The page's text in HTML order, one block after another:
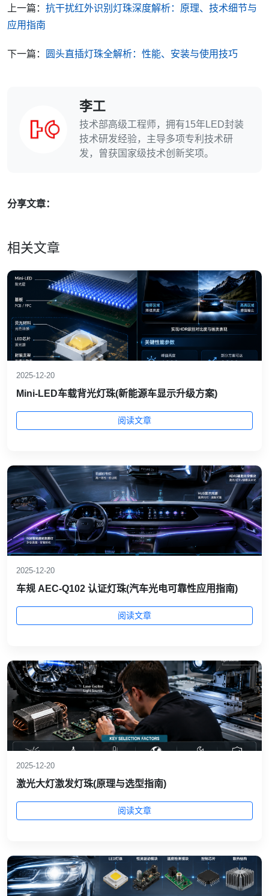
上一篇： 抗干扰红外识别灯珠深度解析：原理、技术细节与
应用指南
下一篇： 圆头直插灯珠全解析：性能、安装与使用技巧
李工
技术部高级工程师，拥有15年LED封装
技术研发经验，主导多项专利技术研
发，曾获国家级技术创新奖项。
分享文章：
相关文章
2025-12-20
Mini‑LED车载背光灯珠(新能源车显示升级方案)
阅读文章
2025-12-20
车规 AEC‑Q102 认证灯珠(汽车光电可靠性应用指南)
阅读文章
2025-12-20
激光大灯激发灯珠(原理与选型指南)
阅读文章